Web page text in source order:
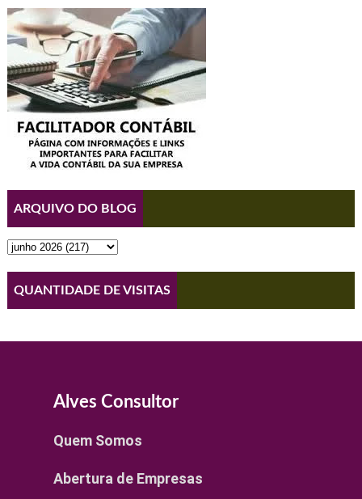
ARQUIVO DO BLOG
QUANTIDADE DE VISITAS
Alves Consultor
Quem Somos
Abertura de Empresas